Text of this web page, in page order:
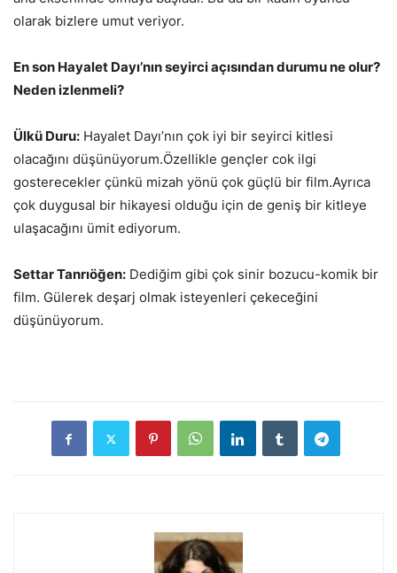
olarak bizlere umut veriyor.
En son Hayalet Dayı’nın seyirci açısından durumu ne olur?
Neden izlenmeli?
Ülkü Duru: Hayalet Dayı’nın çok iyi bir seyirci kitlesi
olacağını düşünüyorum.Özellikle gençler cok ilgi
gosterecekler çünkü mizah yönü çok güçlü bir film.Ayrıca
çok duygusal bir hikayesi olduğu için de geniş bir kitleye
ulaşacağını ümit ediyorum.
Settar Tanrıöğen: Dediğim gibi çok sinir bozucu-komik bir
film. Gülerek deşarj olmak isteyenleri çekeceğini
düşünüyorum.